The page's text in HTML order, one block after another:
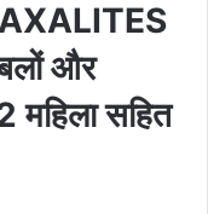
और
महिला सहित